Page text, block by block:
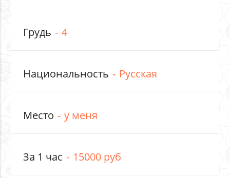
Грудь 4
Национальность Русская
Место у меня
За 1 час 15000 руб